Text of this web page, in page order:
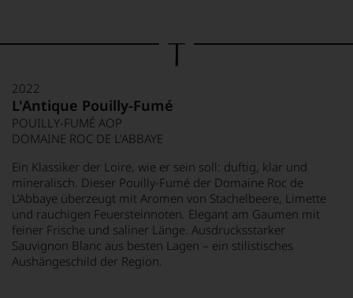
2022
L'Antique Pouilly-Fumé
POUILLY-FUMÉ AOP
DOMAINE ROC DE L'ABBAYE
Ein Klassiker der Loire, wie er sein soll: duftig, klar und
mineralisch. Dieser Pouilly-Fumé der Domaine Roc de
L’Abbaye überzeugt mit Aromen von Stachelbeere, Limette
und rauchigen Feuersteinnoten. Elegant am Gaumen mit
feiner Frische und saliner Länge. Ausdrucksstarker
Sauvignon Blanc aus besten Lagen – ein stilistisches
Aushängeschild der Region.